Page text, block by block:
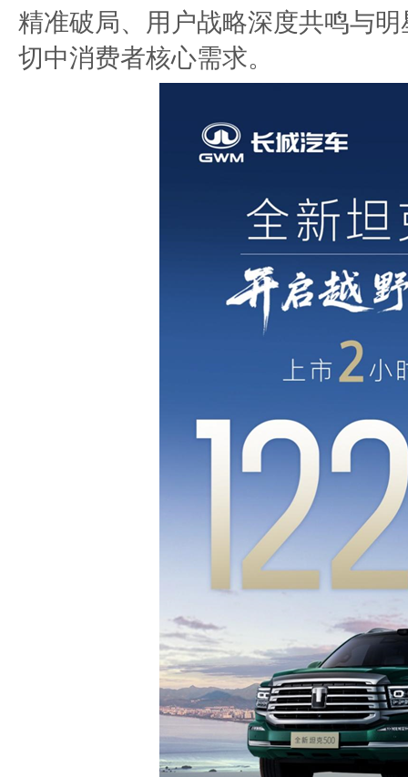
精准破局、用户战略深度共鸣与
切中消费者核心需求。​